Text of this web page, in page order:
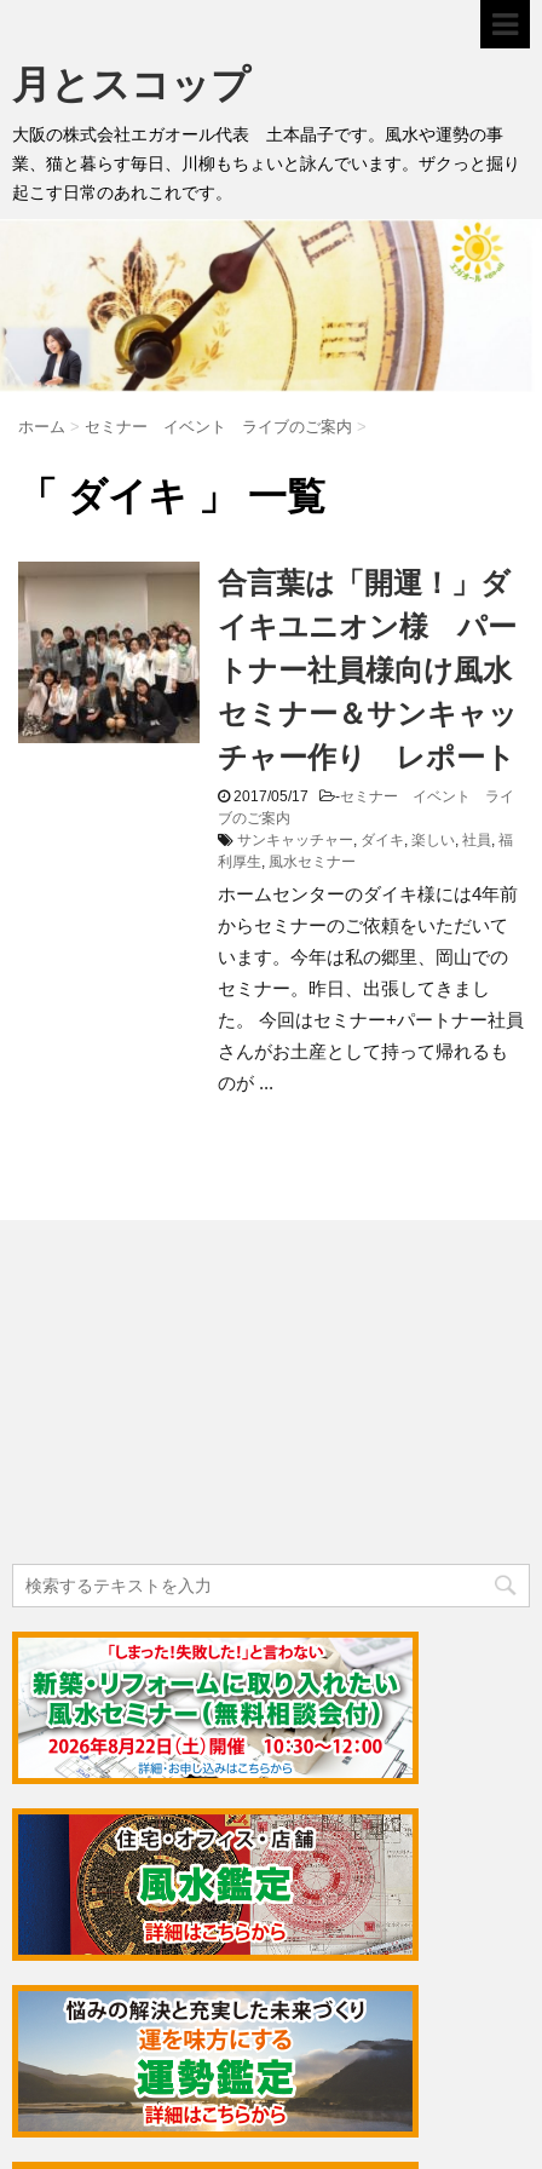
月とスコップ
大阪の株式会社エガオール代表 土本晶子です。風水や運勢の事
業、猫と暮らす毎日、川柳もちょいと詠んでいます。ザクっと掘り
起こす日常のあれこれです。
ホーム > セミナー イベント ライブのご案内 >
「 ダイキ 」 一覧
合言葉は「開運！」ダ
イキユニオン様 パー
トナー社員様向け風水
セミナー＆サンキャッ
チャー作り レポート
2017/05/17 -セミナー イベント ライ
ブのご案内
サンキャッチャー, ダイキ, 楽しい, 社員, 福
利厚生, 風水セミナー
ホームセンターのダイキ様には4年前
からセミナーのご依頼をいただいて
います。今年は私の郷里、岡山での
セミナー。昨日、出張してきまし
た。 今回はセミナー+パートナー社員
さんがお土産として持って帰れるも
のが ...